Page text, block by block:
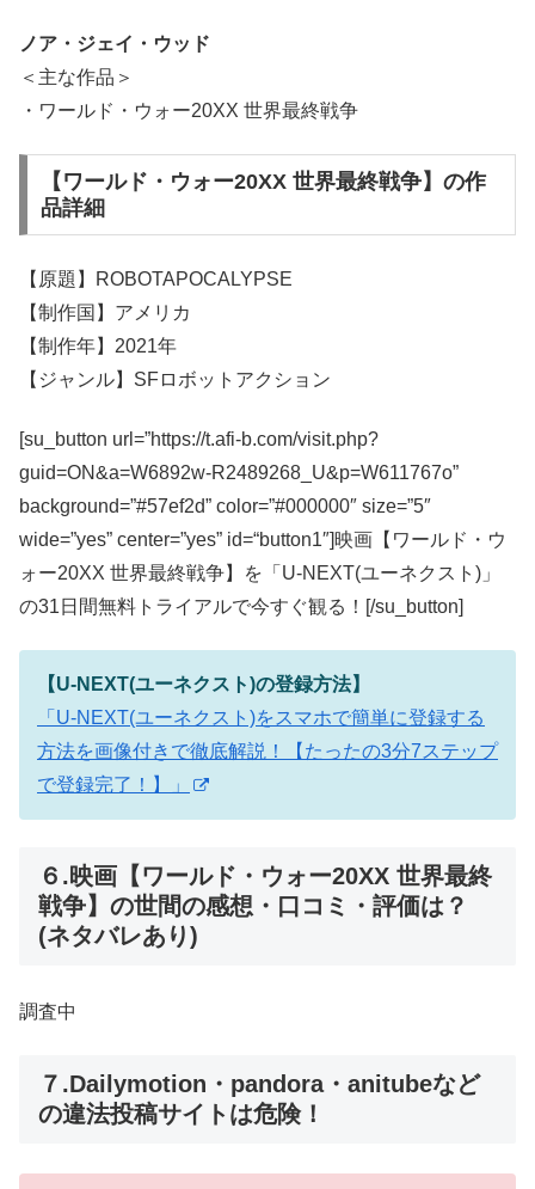
ノア・ジェイ・ウッド
＜主な作品＞
・ワールド・ウォー20XX 世界最終戦争
【ワールド・ウォー20XX 世界最終戦争】の作
品詳細
【原題】ROBOTAPOCALYPSE
【制作国】アメリカ
【制作年】2021年
【ジャンル】SFロボットアクション
[su_button url=”https://t.afi-b.com/visit.php?
guid=ON&a=W6892w-R2489268_U&p=W611767o”
background=”#57ef2d” color=”#000000″ size=”5″
wide=”yes” center=”yes” id=“button1″]映画【ワールド・ウ
ォー20XX 世界最終戦争】を「U-NEXT(ユーネクスト)」
の31日間無料トライアルで今すぐ観る！[/su_button]
【U-NEXT(ユーネクスト)の登録方法】
「U-NEXT(ユーネクスト)をスマホで簡単に登録する
方法を画像付きで徹底解説！【たったの3分7ステップ
で登録完了！】」
６.映画【ワールド・ウォー20XX 世界最終
戦争】の世間の感想・口コミ・評価は？
(ネタバレあり)
調査中
７.Dailymotion・pandora・anitubeなど
の違法投稿サイトは危険！